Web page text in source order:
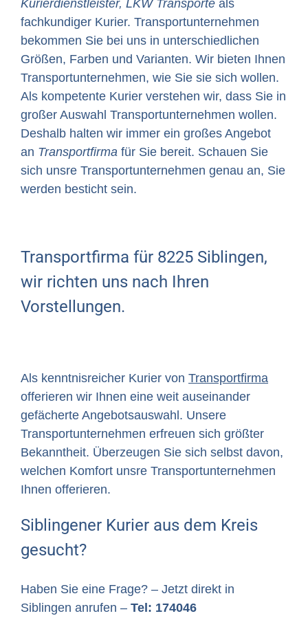
Kurierdienstleister, LKW Transporte als
fachkundiger Kurier. Transportunternehmen
bekommen Sie bei uns in unterschiedlichen
Größen, Farben und Varianten. Wir bieten Ihnen
Transportunternehmen, wie Sie sie sich wollen.
Als kompetente Kurier verstehen wir, dass Sie in
großer Auswahl Transportunternehmen wollen.
Deshalb halten wir immer ein großes Angebot
an Transportfirma für Sie bereit. Schauen Sie
sich unsre Transportunternehmen genau an, Sie
werden besticht sein.
Transportfirma für 8225 Siblingen,
wir richten uns nach Ihren
Vorstellungen.
Als kenntnisreicher Kurier von Transportfirma
offerieren wir Ihnen eine weit auseinander
gefächerte Angebotsauswahl. Unsere
Transportunternehmen erfreuen sich größter
Bekanntheit. Überzeugen Sie sich selbst davon,
welchen Komfort unsre Transportunternehmen
Ihnen offerieren.
Siblingener Kurier aus dem Kreis
gesucht?
Haben Sie eine Frage? – Jetzt direkt in
Siblingen anrufen – Tel: 174046